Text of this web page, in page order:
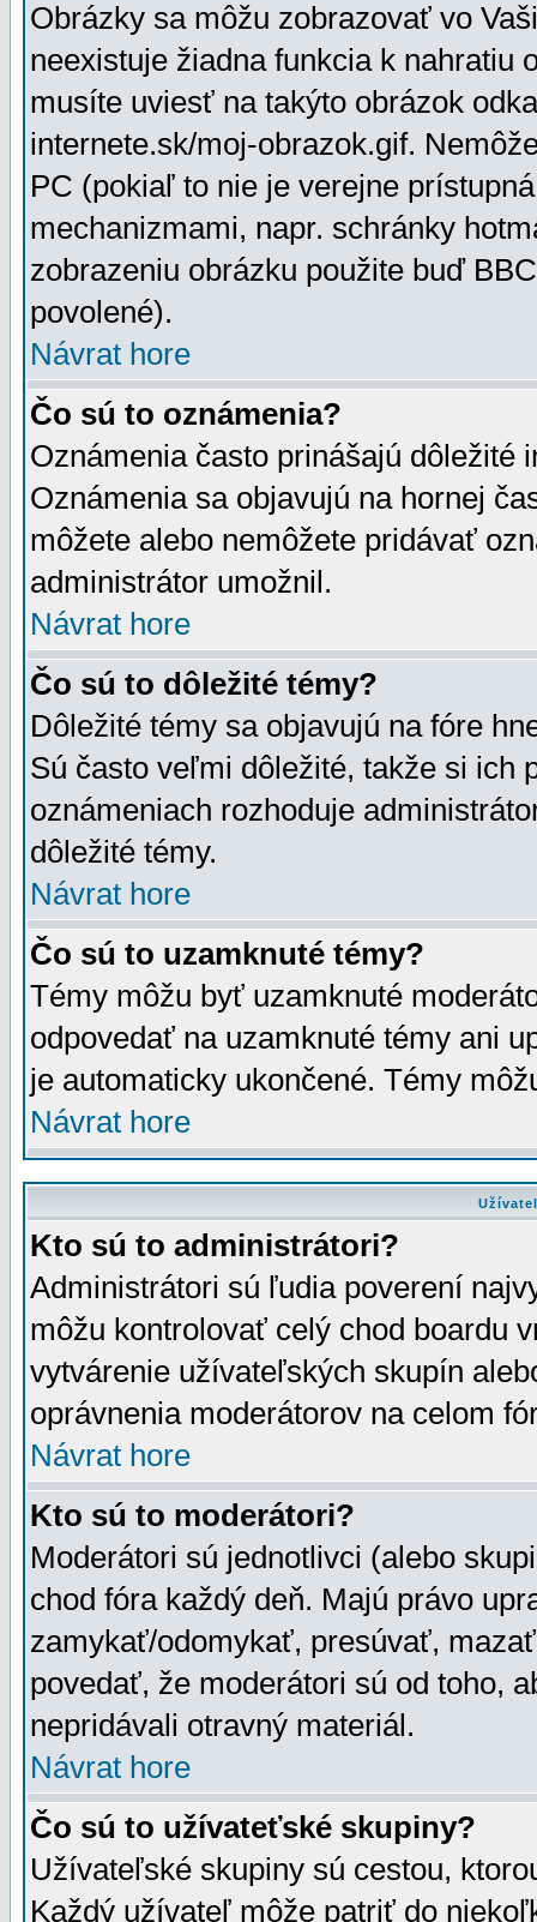
Obrázky sa môžu zobrazovať vo
neexistuje žiadna funkcia k nahratiu
musíte uviesť na takýto obrázok
internete.sk/moj-obrazok.gif.
PC (pokiaľ to nie je verejne
mechanizmami, napr. schránky
zobrazeniu obrázku použite buď
povolené).
Návrat hore
Čo sú to oznámenia?
Oznámenia často prinášajú dôležité
Oznámenia sa objavujú na hornej
môžete alebo nemôžete pridávať
administrátor umožnil.
Návrat hore
Čo sú to dôležité témy?
Dôležité témy sa objavujú na fóre
Sú často veľmi dôležité, takže si ich
oznámeniach rozhoduje
dôležité témy.
Návrat hore
Čo sú to uzamknuté témy?
Témy môžu byť uzamknuté
odpovedať na uzamknuté témy ani
je automaticky ukončené. Témy
Návrat hore
Kto sú to administrátori?
Administrátori sú ľudia poverení
môžu kontrolovať celý chod boardu
vytvárenie užívateľských skupín
oprávnenia moderátorov na celom
Návrat hore
Kto sú to moderátori?
Moderátori sú jednotlivci (alebo
chod fóra každý deň. Majú právo
zamykať/odomykať, presúvať,
povedať, že moderátori sú od toho,
nepridávali otravný materiál.
Návrat hore
Čo sú to užívateťské skupiny?
Užívateľské skupiny sú cestou,
Každý užívateľ môže patriť do